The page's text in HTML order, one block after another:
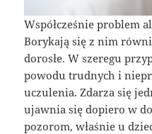
Współcześnie problem
Borykają się z nim
dorosłe. W szeregu
powodu trudnych i
uczulenia. Zdarza się
ujawnia się dopiero w
pozorom, właśnie u